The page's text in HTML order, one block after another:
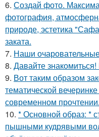
6. Создай фото.
фотография,
природе, эстетика
заката.
7. Наши
8. Давайте
9. Вот таким образом
тематической
современном прочтении.
10. * Основной образ: *
пышными кудрявыми